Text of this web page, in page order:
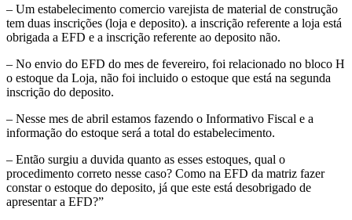
– Um estabelecimento comercio varejista de material de construção
tem duas inscrições (loja e deposito). a inscrição referente a loja está
obrigada a EFD e a inscrição referente ao deposito não.
– No envio do EFD do mes de fevereiro, foi relacionado no bloco H
o estoque da Loja, não foi incluido o estoque que está na segunda
inscrição do deposito.
– Nesse mes de abril estamos fazendo o Informativo Fiscal e a
informação do estoque será a total do estabelecimento.
– Então surgiu a duvida quanto as esses estoques, qual o
procedimento correto nesse caso? Como na EFD da matriz fazer
constar o estoque do deposito, já que este está desobrigado de
apresentar a EFD?”